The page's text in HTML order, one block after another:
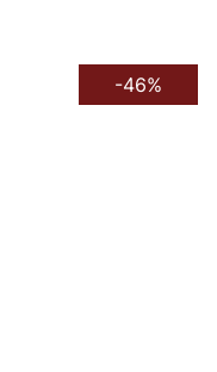
-46%